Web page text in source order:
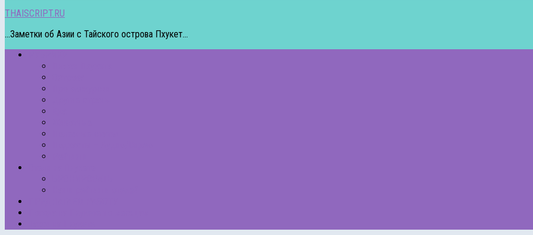
THAISCRIPT.RU
...Заметки об Азии с Тайского острова Пхукет...